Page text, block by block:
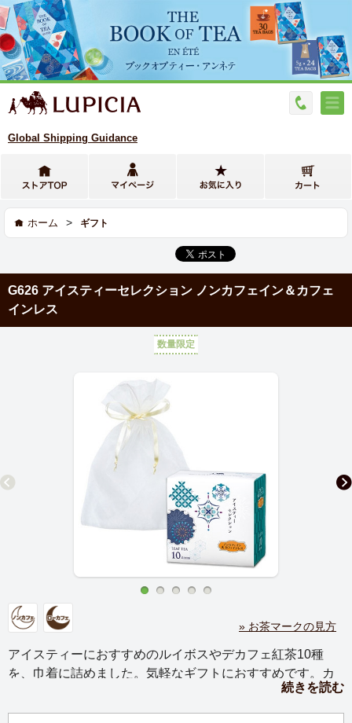
Global Shipping Guidance
ホーム > ギフト
G626 アイスティーセレクション ノンカフェイン＆カフェ
インレス
数量限定
» お茶マークの見方
アイスティーにおすすめのルイボスやデカフェ紅茶10種
を、巾着に詰めました。気軽なギフトにおすすめです。カ
続きを読む